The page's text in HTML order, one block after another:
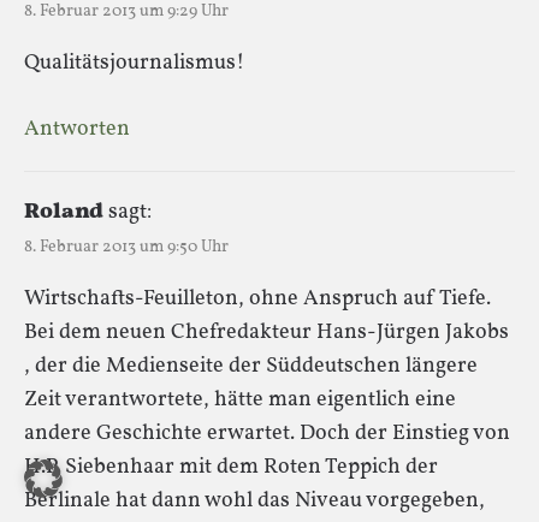
8. Februar 2013 um 9:29 Uhr
Qualitätsjournalismus!
Antworten
Rolandsagt:
8. Februar 2013 um 9:50 Uhr
Wirtschafts-Feuilleton, ohne Anspruch auf Tiefe.
Bei dem neuen Chefredakteur Hans-Jürgen Jakobs
, der die Medienseite der Süddeutschen längere
Zeit verantwortete, hätte man eigentlich eine
andere Geschichte erwartet. Doch der Einstieg von
H.P. Siebenhaar mit dem Roten Teppich der
Berlinale hat dann wohl das Niveau vorgegeben,